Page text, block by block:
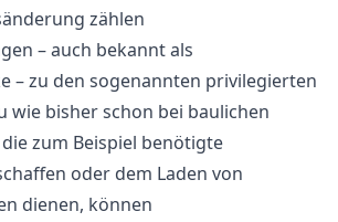
zählen
– auch bekannt als
– zu den sogenannten privilegierten
wie bisher schon bei baulichen
zum Beispiel benötigte
oder dem Laden von
dienen, können